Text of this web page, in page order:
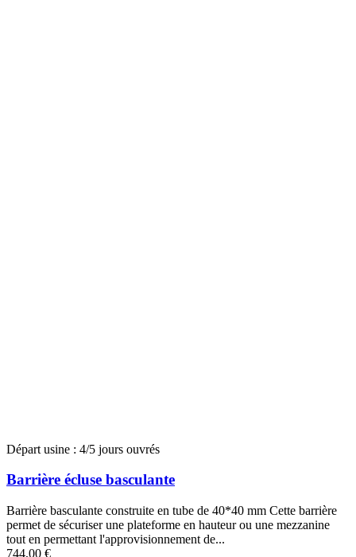
Départ usine : 4/5 jours ouvrés
Barrière écluse basculante
Barrière basculante construite en tube de 40*40 mm Cette barrière
permet de sécuriser une plateforme en hauteur ou une mezzanine
tout en permettant l'approvisionnement de...
744,00 €